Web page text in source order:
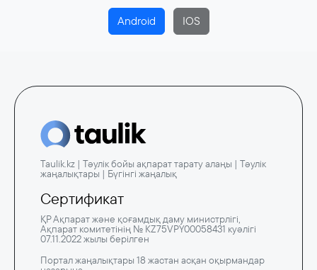
Android IOS
Taulik.kz | Тәулік бойы ақпарат тарату алаңы | Тәулік
жаңалықтары | Бүгінгі жаңалық
Сертификат
ҚР Ақпарат және қоғамдық даму министрлігі,
Ақпарат комитетінің № KZ75VPY00058431 куәлігі
07.11.2022 жылы берілген
Портал жаңалықтары 18 жастан асқан оқырмандар